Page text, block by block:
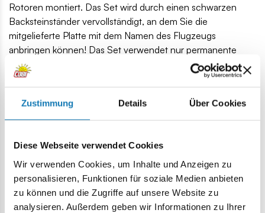
Zustimmung Details Über Cookies
Diese Webseite verwendet Cookies
Wir verwenden Cookies, um Inhalte und Anzeigen zu
personalisieren, Funktionen für soziale Medien anbieten
zu können und die Zugriffe auf unsere Website zu
analysieren. Außerdem geben wir Informationen zu Ihrer
Rotoren montiert. Das Set wird durch einen schwarzen
Backsteinständer vervollständigt, an dem Sie die
mitgelieferte Platte mit dem Namen des Flugzeugs
anbringen können! Das Set verwendet nur permanente
Drucke. Keine Aufkleber hier! Die Boeing 737-8™ von
COBI ist die perfekte Anschaffung für alle Fans der zivilen
originalgetreuer Details wird er erwachsene Sammler,
Teenager und junge Flugbegeisterte begeistern!
340 hochwertige Elemente,
hergestellt in der EU von einem Unternehmen mit über
20-jähriger Tradition,
Sicherheitsstandards für Kinderprodukte erfüllen,
voll kompatibel mit Klemm-Bausteinen anderer Marken,